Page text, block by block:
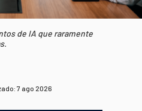
de IA que raramente
7 ago 2026